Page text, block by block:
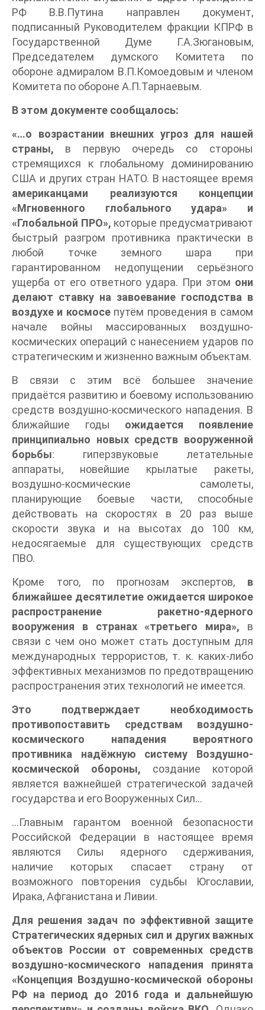
РФ В.В.Путина направлен документ,
подписанный Руководителем фракции КПРФ в
Государственной Думе Г.А.Зюгановым,
Председателем думского Комитета по
обороне адмиралом В.П.Комоедовым и членом
Комитета по обороне А.П.Тарнаевым.
В этом документе сообщалось:
«…о возрастании внешних угроз для нашей
страны, в первую очередь со стороны
стремящихся к глобальному доминированию
США и других стран НАТО. В настоящее время
американцами реализуются концепции
«Мгновенного глобального удара» и
«Глобальной ПРО», которые предусматривают
быстрый разгром противника практически в
любой точке земного шара при
гарантированном недопущении серьёзного
ущерба от его ответного удара. При этом они
делают ставку на завоевание господства в
воздухе и космосе путём проведения в самом
начале войны массированных воздушно-
космических операций с нанесением ударов по
стратегическим и жизненно важным объектам.
В связи с этим всё большее значение
придаётся развитию и боевому использованию
средств воздушно-космического нападения. В
ближайшие годы ожидается появление
принципиально новых средств вооруженной
борьбы: гиперзвуковые летательные
аппараты, новейшие крылатые ракеты,
воздушно-космические самолеты,
планирующие боевые части, способные
действовать на скоростях в 20 раз выше
скорости звука и на высотах до 100 км,
недосягаемые для существующих средств
ПВО.
Кроме того, по прогнозам экспертов, в
ближайшее десятилетие ожидается широкое
распространение ракетно-ядерного
вооружения в странах «третьего мира», в
связи с чем оно может стать доступным для
международных террористов, т. к. каких-либо
эффективных механизмов по предотвращению
распространения этих технологий не имеется.
Это подтверждает необходимость
противопоставить средствам воздушно-
космического нападения вероятного
противника надёжную систему Воздушно-
космической обороны, создание которой
является важнейшей стратегической задачей
государства и его Вооруженных Сил…
…Главным гарантом военной безопасности
Российской Федерации в настоящее время
являются Силы ядерного сдерживания,
наличие которых спасает страну от
возможного повторения судьбы Югославии,
Ирака, Афганистана и Ливии.
Для решения задач по эффективной защите
Стратегических ядерных сил и других важных
объектов России от современных средств
воздушно-космического нападения принята
«Концепция Воздушно-космической обороны
РФ на период до 2016 года и дальнейшую